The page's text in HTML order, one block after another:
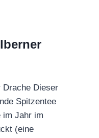
Drache Dieser
Spitzentee
im Jahr im
(eine